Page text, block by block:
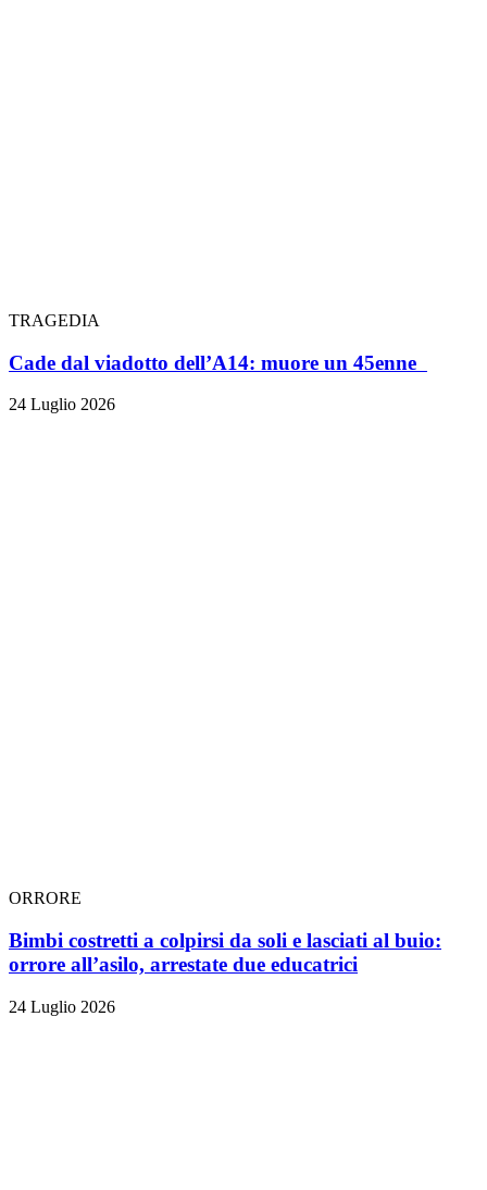
TRAGEDIA
Cade dal viadotto dell’A14: muore un 45enne
24 Luglio 2026
ORRORE
Bimbi costretti a colpirsi da soli e lasciati al buio:
orrore all’asilo, arrestate due educatrici
24 Luglio 2026